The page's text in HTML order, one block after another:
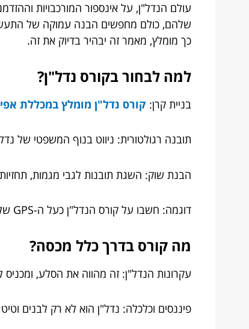
עולם הנדל"ן, על אינספור המורכבויות
שלהם, כולם מחפשים הבנה עמוקה של
כך מומלץ, מאמר זה יבהיר בדיוק את זה.
למה לבחור בקורס נדל"ן?
בניית קרן: קורס נדל"ן מומלץ במכללת
תובנה רגולטורית: ניווט בנוף המשפטי של
הבנת שוק: השגת תובנות לגבי מגמות, תחזיות
דוגמה: חשבו על קורס הנדל"ן כעל ה-GPS שלכם בעולם העצום של עסקאות נכסים.
מה קורס בדרך כלל מכסה?
עקרונות הנדל"ן: זה מהווה את הסלע,
פיננסים וכלכלה: נדל"ן הוא לא רק לבנים